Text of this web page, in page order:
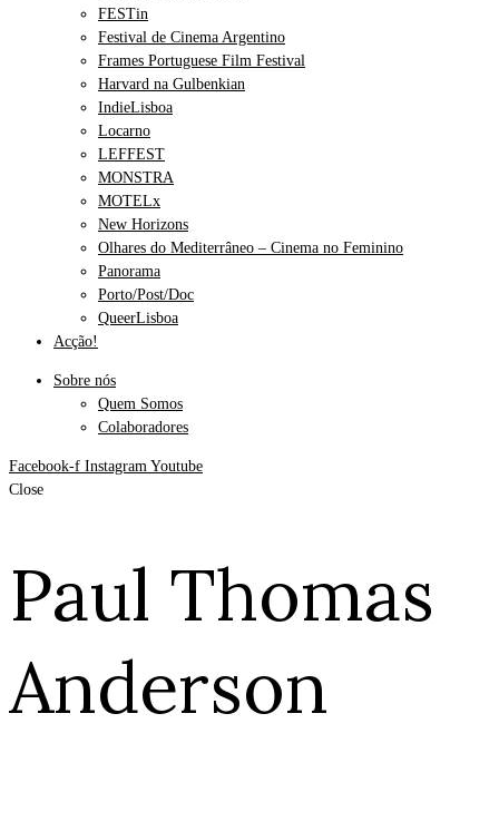
FESTin
Festival de Cinema Argentino
Frames Portuguese Film Festival
Harvard na Gulbenkian
IndieLisboa
Locarno
LEFFEST
MONSTRA
MOTELx
New Horizons
Olhares do Mediterrâneo – Cinema no Feminino
Panorama
Porto/Post/Doc
QueerLisboa
Acção!
Sobre nós
Quem Somos
Colaboradores
Facebook-f Instagram Youtube
Close
Paul Thomas
Anderson